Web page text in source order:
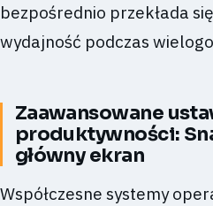
bezpośrednio przekłada
wydajność podczas
Zaawansowane
produktywności:
główny ekran
Współczesne systemy